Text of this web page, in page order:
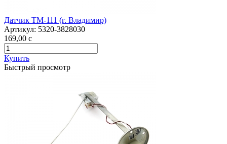
Датчик ТМ-111 (г. Владимир)
Артикул: 5320-3828030
169,00 c
Купить
Быстрый просмотр